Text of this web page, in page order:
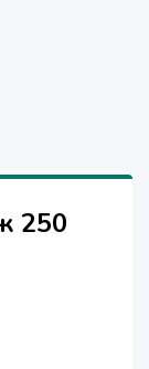
250